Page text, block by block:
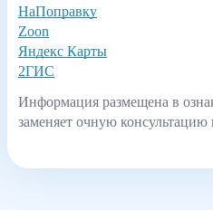
НаПоправку
Zoon
Яндекс Карты
2ГИС
Информация размещена в
заменяет очную консультацию